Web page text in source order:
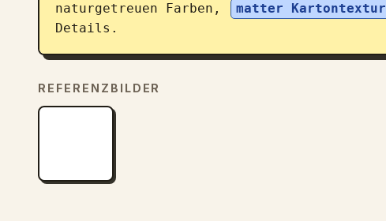
naturgetreuen Farben,
matter Kartontextur
Details.
REFERENZBILDER